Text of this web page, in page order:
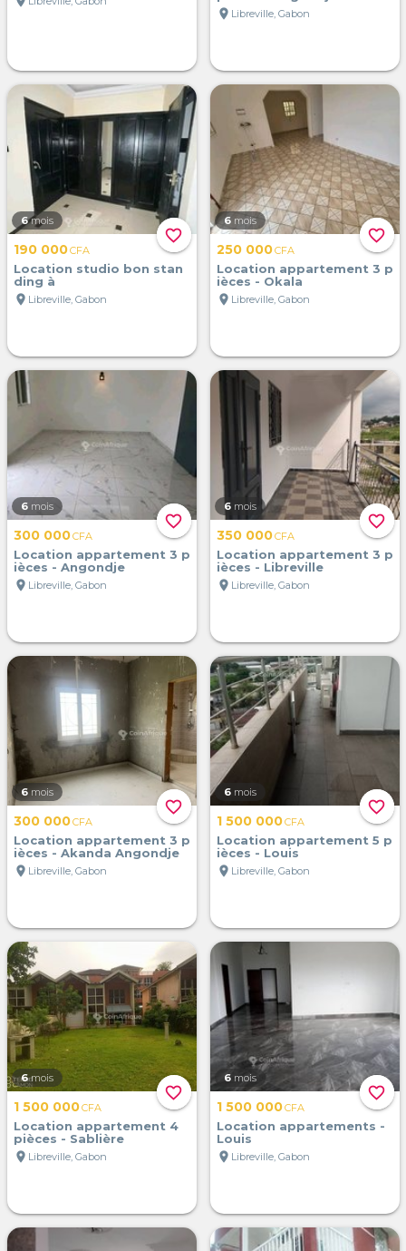
location_on Libreville, Gabon
favorite_border
6 mois
190 000CFA
Location studio bon stan
ding à
location_on Libreville, Gabon
favorite_border
6 mois
250 000CFA
Location appartement 3 p
ièces - Okala
location_on Libreville, Gabon
favorite_border
6 mois
300 000CFA
Location appartement 3 p
ièces - Angondje
location_on Libreville, Gabon
favorite_border
6 mois
350 000CFA
Location appartement 3 p
ièces - Libreville
location_on Libreville, Gabon
favorite_border
6 mois
300 000CFA
Location appartement 3 p
ièces - Akanda Angondje
location_on Libreville, Gabon
favorite_border
6 mois
1 500 000CFA
Location appartement 5 p
ièces - Louis
location_on Libreville, Gabon
favorite_border
6 mois
1 500 000CFA
Location appartement 4
pièces - Sablière
location_on Libreville, Gabon
favorite_border
6 mois
1 500 000CFA
Location appartements -
Louis
location_on Libreville, Gabon